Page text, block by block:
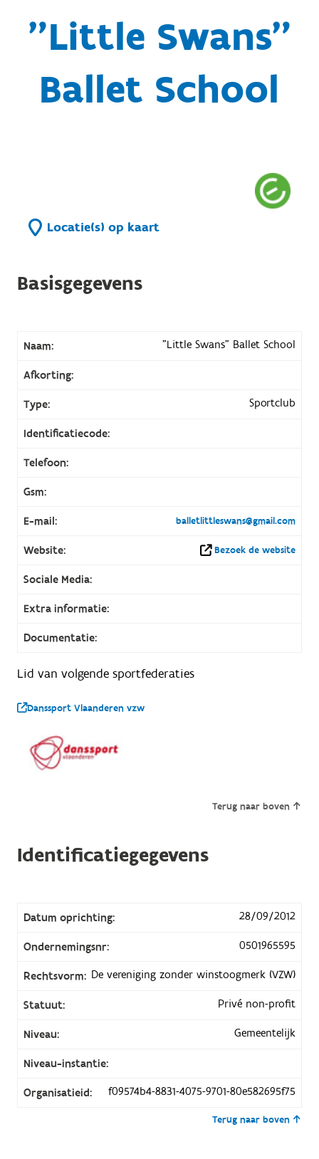
"Little Swans"
Ballet School
Locatie(s) op kaart
Basisgegevens
Naam: "Little Swans" Ballet School
Afkorting:
Type: Sportclub
Identificatiecode:
Telefoon:
Gsm:
E-mail: balletlittleswans@gmail.com
Website: Bezoek de website
Sociale Media:
Extra informatie:
Documentatie:
Lid van volgende sportfederaties
Danssport Vlaanderen vzw
Terug naar boven
Identificatiegegevens
Datum oprichting: 28/09/2012
Ondernemingsnr: 0501965595
Rechtsvorm: De vereniging zonder winstoogmerk (VZW)
Statuut: Privé non-profit
Niveau: Gemeentelijk
Niveau-instantie:
Organisatieid: f09574b4-8831-4075-9701-80e582695f75
Terug naar boven